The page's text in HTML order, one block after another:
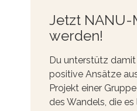
Jetzt NANU-
werden!
Du unterstütz
positive Ansätze
Projekt einer
des Wandels, die es